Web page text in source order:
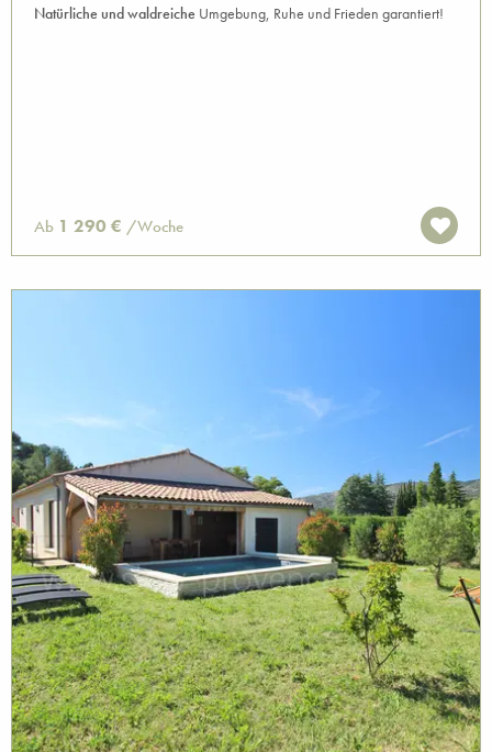
Natürliche und waldreiche Umgebung, Ruhe und Frieden garantiert!
Ab 1 290 € /Woche